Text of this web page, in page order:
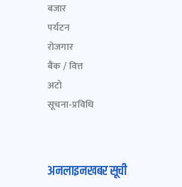
बजार
पर्यटन
रोजगार
बैंक / वित्त
अटो
सूचना-प्रविधि
अनलाइनखबर सूची